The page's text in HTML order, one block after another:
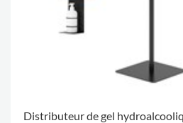
Distributeur de gel